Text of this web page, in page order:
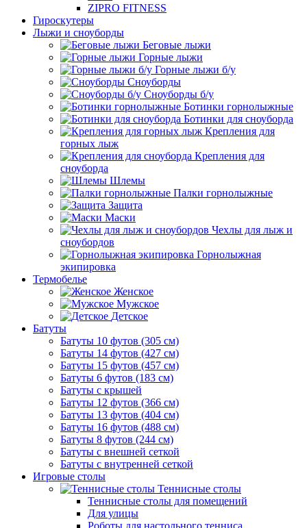
ZIPRO FITNESS
Гироскутеры
Лыжи и сноуборды
Беговые лыжи
Горные лыжи
Горные лыжи б/у
Сноуборды
Сноуборды б/у
Ботинки горнолыжные
Ботинки для сноуборда
Крепления для
горных лыж
Крепления для
сноуборда
Шлемы
Палки горнолыжные
Защита
Маски
Чехлы для лыж и
сноубордов
Горнолыжная
экипировка
Термобелье
Женское
Мужское
Детское
Батуты
Батуты 10 футов (305 см)
Батуты 14 футов (427 см)
Батуты 15 футов (457 см)
Батуты 6 футов (183 см)
Батуты с крышей
Батуты 12 футов (366 см)
Батуты 13 футов (404 см)
Батуты 16 футов (488 см)
Батуты 8 футов (244 см)
Батуты с внешней сеткой
Батуты с внутренней сеткой
Игровые столы
Теннисные столы
Теннисные столы для помещений
Для улицы
Роботы для настольного тенниса